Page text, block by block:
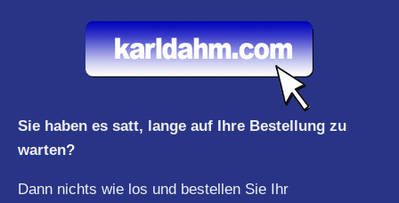
Sie haben es satt, lange auf Ihre Bestellung zu
warten?
Dann nichts wie los und bestellen Sie Ihr